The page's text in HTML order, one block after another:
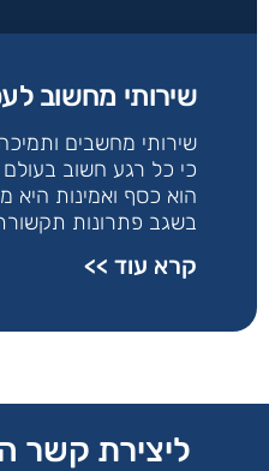
שירותי מחשוב
שירותי מחשבים
כי כל רגע חשוב
הוא כסף ואמינות
בשגב פתרונות
קרא עוד >>
ליצירת קשר